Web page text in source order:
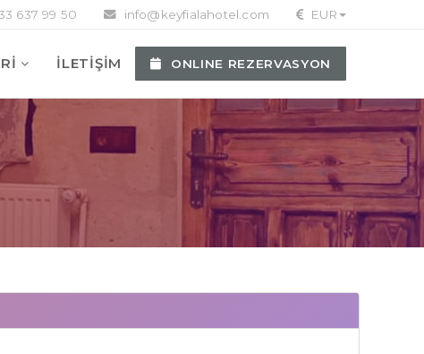
637 99 50 info@keyfialahotel.com EUR
İLETİŞİM ONLINE REZERVASYON